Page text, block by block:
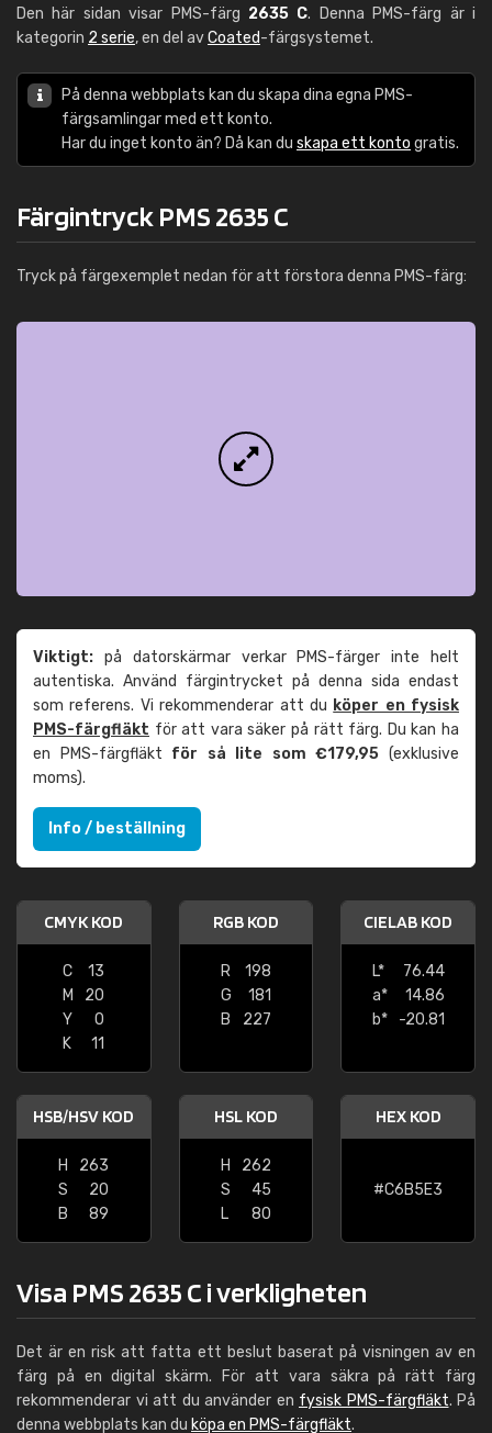
Den här sidan visar PMS-färg 2635 C. Denna PMS-färg är i
kategorin 2 serie, en del avCoated-färgsystemet.
På denna webbplats kan du skapa dina egna PMS-
färgsamlingar med ett konto.
Har du inget konto än? Då kan du skapa ett konto gratis.
Färgintryck PMS 2635 C
Tryck på färgexemplet nedan för att förstora denna PMS-färg:
Viktigt: på datorskärmar verkar PMS-färger inte helt
autentiska. Använd färgintrycket på denna sida endast
som referens. Vi rekommenderar att du köper en fysisk
PMS-färgfläkt för att vara säker på rätt färg. Du kan ha
en PMS-färgfläkt för så lite som €179,95 (exklusive
moms).
Info / beställning
CMYK KOD
C
13
M
20
Y
0
K
11
RGB KOD
R
198
G
181
B
227
CIELAB KOD
L*
76.44
a*
14.86
b*
-20.81
HSB/HSV KOD
H
263
S
20
B
89
HSL KOD
H
262
S
45
L
80
HEX KOD
#C6B5E3
Visa PMS 2635 C i verkligheten
Det är en risk att fatta ett beslut baserat på visningen av en
färg på en digital skärm. För att vara säkra på rätt färg
rekommenderar vi att du använder en fysisk PMS-färgfläkt. På
denna webbplats kan du köpa en PMS-färgfläkt.